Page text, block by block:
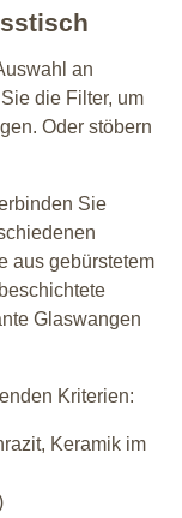
an
die Filter, um
Oder stöbern
Sie
aus gebürstetem
Glaswangen
Kriterien:
Keramik im